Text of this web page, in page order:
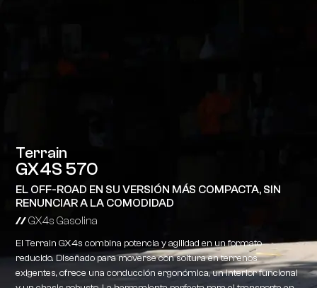
Terrain
GX4S 570
EL OFF-ROAD EN SU VERSIÓN MÁS COMPACTA, SIN
RENUNCIAR A LA COMODIDAD
// GX4s Gasolina
El Terrain GX4s combina potencia y agilidad en un formato
reducido. Diseñado para moverse con soltura en terrenos
exigentes, ofrece una conducción ergonómica, un interior funcional